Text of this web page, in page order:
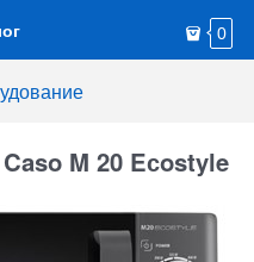
0
M 20 Eсostyle